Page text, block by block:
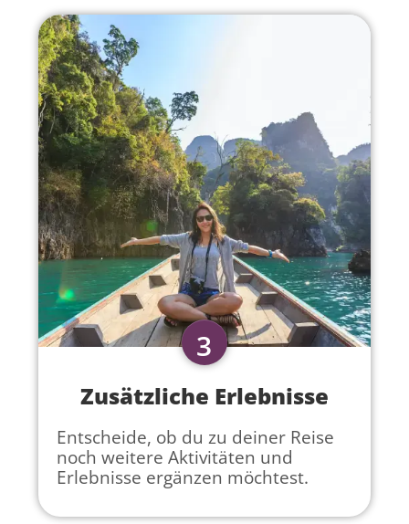
3
Zusätzliche Erlebnisse
Entscheide, ob du zu deiner Reise
noch weitere Aktivitäten und
Erlebnisse ergänzen möchtest.